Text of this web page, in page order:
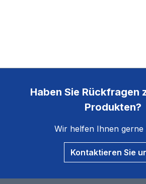
Haben Sie Rückfragen
Produkten?
Wir helfen Ihnen gerne
Kontaktieren Sie